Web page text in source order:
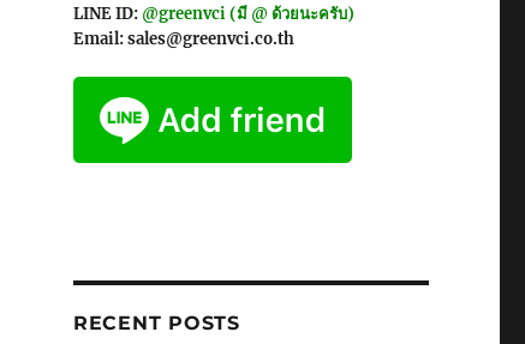
LINE ID: @greenvci (มี @ ด้วยนะครับ)
Email: sales@greenvci.co.th
RECENT POSTS